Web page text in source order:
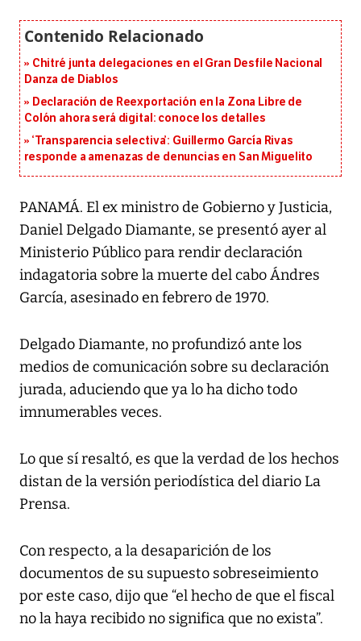
Chitré junta delegaciones en el Gran Desfile Nacional
Danza de Diablos
Declaración de Reexportación en la Zona Libre de
Colón ahora será digital: conoce los detalles
‘Transparencia selectiva’: Guillermo García Rivas
responde a amenazas de denuncias en San Miguelito
PANAMÁ. El ex ministro de Gobierno y Justicia,
Daniel Delgado Diamante, se presentó ayer al
Ministerio Público para rendir declaración
indagatoria sobre la muerte del cabo Ándres
García, asesinado en febrero de 1970.
Delgado Diamante, no profundizó ante los
medios de comunicación sobre su declaración
jurada, aduciendo que ya lo ha dicho todo
imnumerables veces.
Lo que sí resaltó, es que la verdad de los hechos
distan de la versión periodística del diario La
Prensa.
Con respecto, a la desaparición de los
documentos de su supuesto sobreseimiento
por este caso, dijo que “el hecho de que el fiscal
no la haya recibido no significa que no exista”.